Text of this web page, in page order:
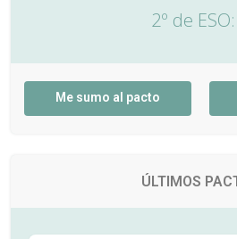
2º de ESO:
Me sumo al pacto
ÚLTIMOS